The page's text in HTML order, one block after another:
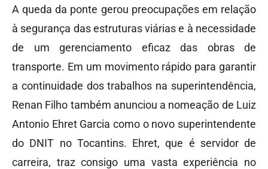
A queda da ponte gerou preocupações em relação
à segurança das estruturas viárias e à necessidade
de um gerenciamento eficaz das obras de
transporte. Em um movimento rápido para garantir
a continuidade dos trabalhos na superintendência,
Renan Filho também anunciou a nomeação de Luiz
Antonio Ehret Garcia como o novo superintendente
do DNIT no Tocantins. Ehret, que é servidor de
carreira, traz consigo uma vasta experiência no